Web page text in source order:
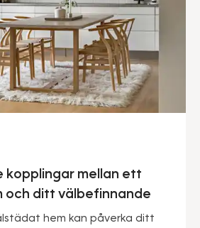
kopplingar mellan ett
och ditt välbefinnande
hem kan påverka ditt